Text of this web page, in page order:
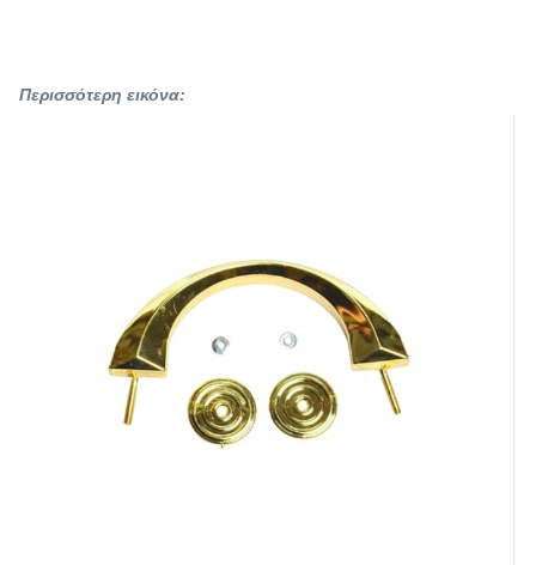
Περισσότερη εικόνα: